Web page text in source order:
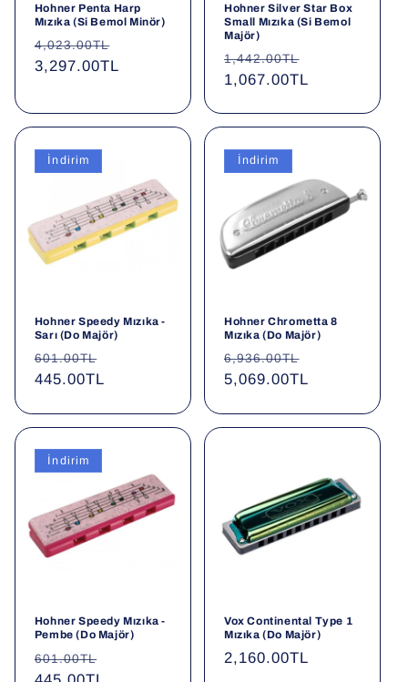
Hohner Penta Harp
Mızıka (Si Bemol Minör)
Normal
fiyat
4,023.00TL
3,297.00TL
Hohner Silver Star Box
Small Mızıka (Si Bemol
Majör)
Normal
fiyat
1,442.00TL
1,067.00TL
İndirim
Hohner Speedy Mızıka -
Sarı (Do Majör)
Normal
fiyat
601.00TL
445.00TL
İndirim
Hohner Chrometta 8
Mızıka (Do Majör)
Normal
fiyat
6,936.00TL
5,069.00TL
İndirim
Hohner Speedy Mızıka -
Pembe (Do Majör)
Normal
601.00TL
Vox Continental Type 1
Mızıka (Do Majör)
Normal
2,160.00TL